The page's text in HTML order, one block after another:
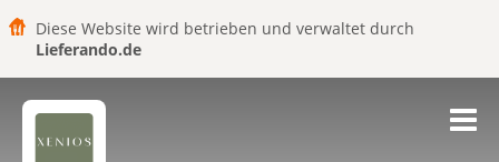
Diese Website wird betrieben und verwaltet durch
Lieferando.de